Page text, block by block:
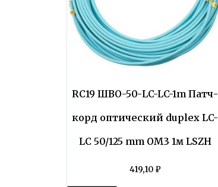
RC19 ШВО-50-LC-LC-1m Патч-
корд оптический duplex LC-
LC 50/125 mm OM3 1м LSZH
419,10 ₽